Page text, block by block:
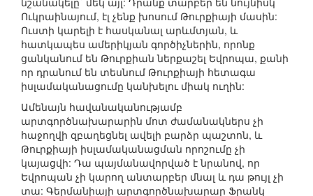
Ուկրաինայում, էլ չենք խոսում Թուրքիայի մասին:
Ուստի կարելի է հասկանալ արևմտյան, և
հատկապես ամերիկյան գործիչներին, որոնք
ցանկանում են Թուրքիան ներքաշել Եվրոպա, քանի
որ դրանում են տեսնում Թուրքիայի հետագա
իսլամականացումը կանխելու միակ ուղին:
Ամենայն հավանականությամբ
արտգործնախարարին մոտ ժամանակներս չի
հաջողվի զբաղեցնել ավելի բարձր պաշտոն, և
Թուրքիայի իսլամականացման որոշումը չի
կայացվի: Դա պայմանավորված է նրանով, որ
Եվրոպան չի կարող անտարբեր մնալ և դա թույլ չի
տա: Գերմանիայի արտգործնախարար Ֆրանկ